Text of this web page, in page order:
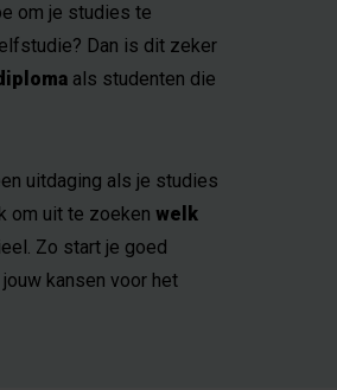
om je studies te
Dan is dit zeker
als studenten die
uitdaging als je studies
om uit te zoeken welk
Zo start je goed
kansen voor het